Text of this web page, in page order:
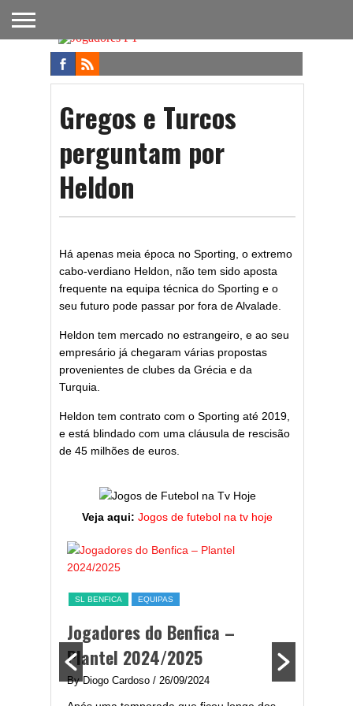
FUTEBOL
NACIONAL
FUTEBOL
INTERNACIONAL
NOTÍCIAS
ONDE
ASSISTIR
FUTEBOL
NA TV
APOSTAS
Gregos e Turcos
perguntam por
Heldon
Há apenas meia época no Sporting, o extremo
cabo-verdiano Heldon, não tem sido aposta
frequente na equipa técnica do Sporting e o
seu futuro pode passar por fora de Alvalade.
Heldon tem mercado no estrangeiro, e ao seu
empresário já chegaram várias propostas
provenientes de clubes da Grécia e da
Turquia.
Heldon tem contrato com o Sporting até 2019,
e está blindado com uma cláusula de rescisão
de 45 milhões de euros.
Veja aqui: Jogos de futebol na tv hoje
SL BENFICA EQUIPAS
Jogadores do Benfica –
Plantel 2024/2025
By Diogo Cardoso / 26/09/2024